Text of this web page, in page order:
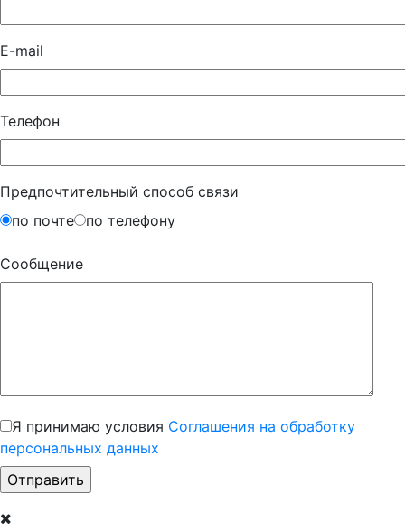
E-mail
Телефон
Предпочтительный способ связи
по почте
по телефону
Сообщение
Я принимаю условия Соглашения на обработку
персональных данных